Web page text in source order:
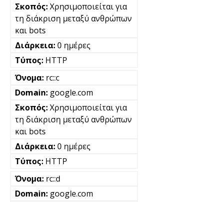
Χρησιμοποιείται για
τη διάκριση μεταξύ ανθρώπων
και bots
0 ημέρες
HTTP
rc::c
google.com
Χρησιμοποιείται για
τη διάκριση μεταξύ ανθρώπων
και bots
0 ημέρες
HTTP
rc::d
google.com